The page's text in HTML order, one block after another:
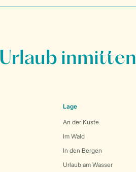
Lage
An der Küste
Im Wald
In den Bergen
Urlaub am Wasser